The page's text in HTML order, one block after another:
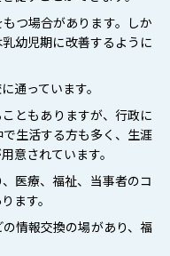
つ場合があります。しか
幼児期に改善するように
通っています。
ともありますが、行政に
生活する方も多く、生涯
意されています。
医療、福祉、当事者のコ
ます。
情報交換の場があり、福